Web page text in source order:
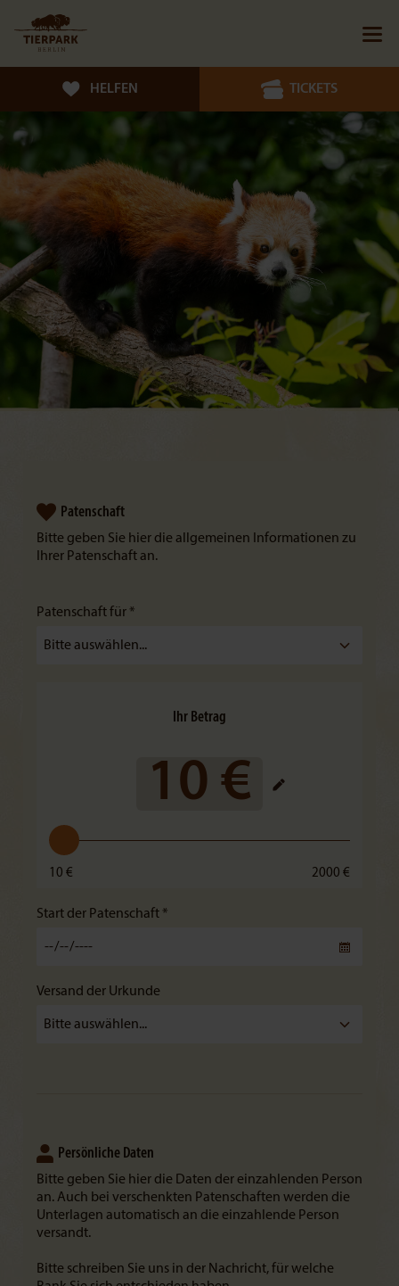
HELFEN TICKETS
Patenschaft
Bitte geben Sie hier die allgemeinen Informationen zu
Ihrer Patenschaft an.
Patenschaft für *
Ihr Betrag
10 €
10 € 2000 €
Start der Patenschaft *
Versand der Urkunde
Persönliche Daten
Bitte geben Sie hier die Daten der einzahlenden Person
an. Auch bei verschenkten Patenschaften werden die
Unterlagen automatisch an die einzahlende Person
versandt.
Bitte schreiben Sie uns in der Nachricht, für welche